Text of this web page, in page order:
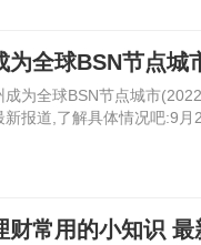
为全球BSN节点城
成为全球BSN节点城市
新报道,了解具体情况吧:9月
财常用的小知识